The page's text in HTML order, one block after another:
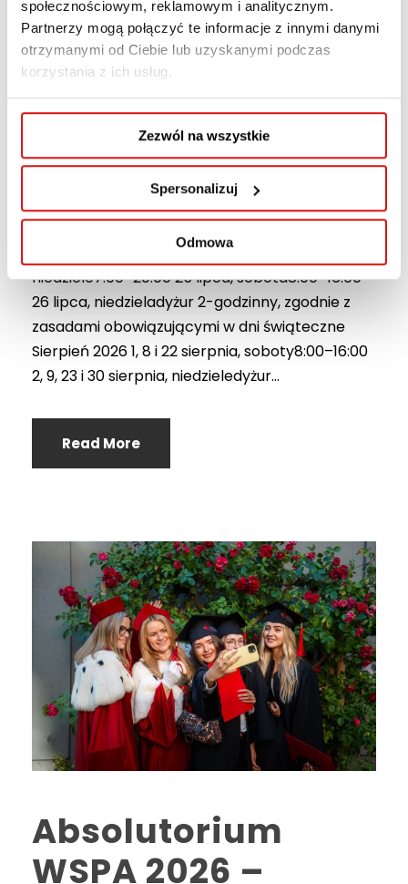
społecznościowym, reklamowym i analitycznym.
Partnerzy mogą połączyć te informacje z innymi danymi
otrzymanymi od Ciebie lub uzyskanymi podczas
korzystania z ich usług.
Zezwól na wszystkie
Spersonalizuj
Odmowa
portierni WSPA w
okresie
wakacyjnym
30 CZERWCA, 2026 AKTUALNOŚCI WSPA
Informujemy o zmianie godzin pracy portierni w
lipcu i sierpniu 2026 roku. Lipiec 2026 4, 11 i 18
lipca, soboty7:00–20:00 5, 12 i 19 lipca,
niedziele7:00–20:00 25 lipca, sobota8:00–16:00
26 lipca, niedzieladyżur 2-godzinny, zgodnie z
zasadami obowiązującymi w dni świąteczne
Sierpień 2026 1, 8 i 22 sierpnia, soboty8:00–16:00
2, 9, 23 i 30 sierpnia, niedzieledyżur...
Read More
Absolutorium
WSPA 2026 –